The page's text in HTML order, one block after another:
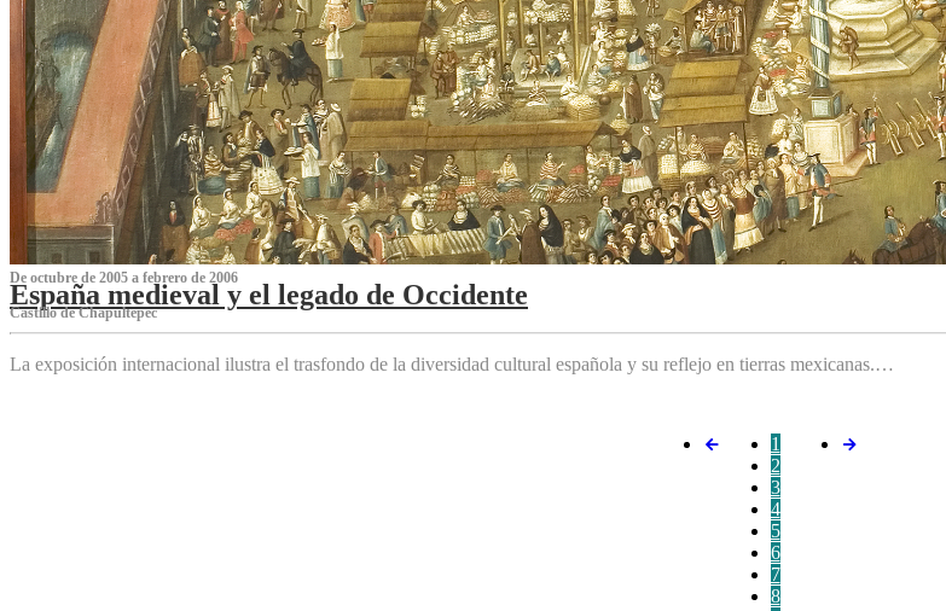
De octubre de 2005 a febrero de 2006
España medieval y el legado de Occidente
Castillo de Chapultepec
La exposición internacional ilustra el trasfondo de la diversidad cultural española y su reflejo en tierras mexicanas.…
1
2
3
4
5
6
7
8